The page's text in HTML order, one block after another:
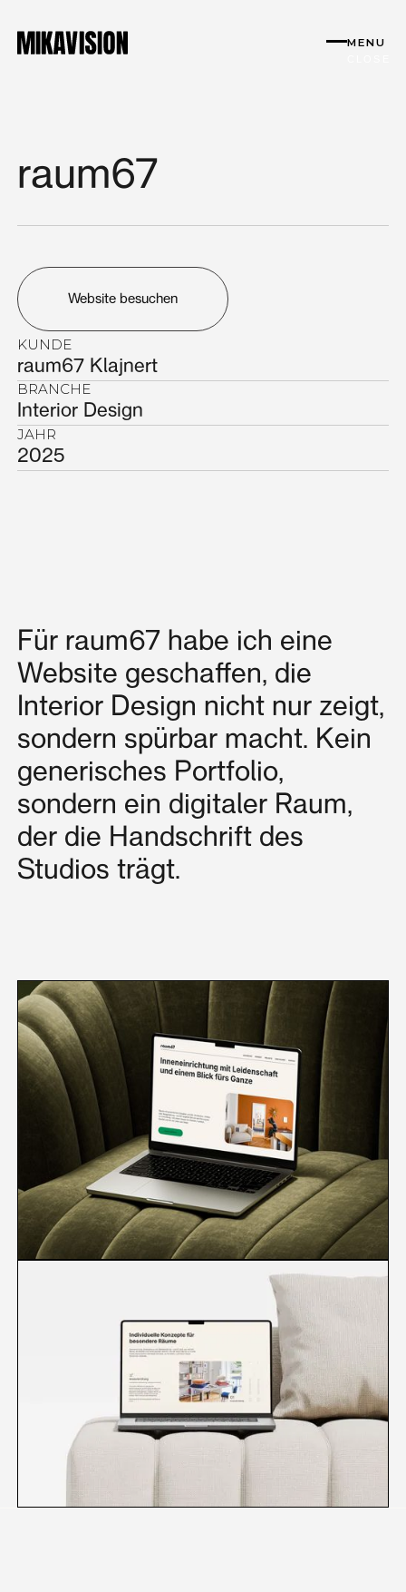
MENU
raum67
Website besuchen
KUNDE
raum67 Klajnert
BRANCHE
Interior Design
JAHR
2025
Für raum67 habe ich eine
Website geschaffen, die
Interior Design nicht nur zeigt,
sondern spürbar macht. Kein
generisches Portfolio,
sondern ein digitaler Raum,
der die Handschrift des
Studios trägt.